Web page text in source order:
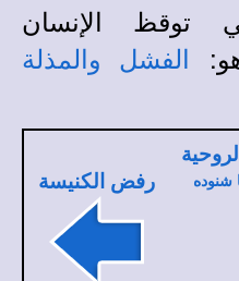
توقظ الإنسان
الفشل والمذلة
شنوده رفض الكنيسة